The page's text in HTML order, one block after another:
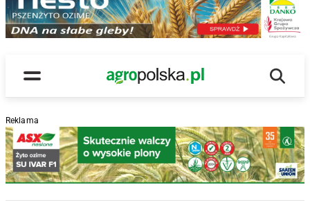
Menu
Main Logo
Reklama